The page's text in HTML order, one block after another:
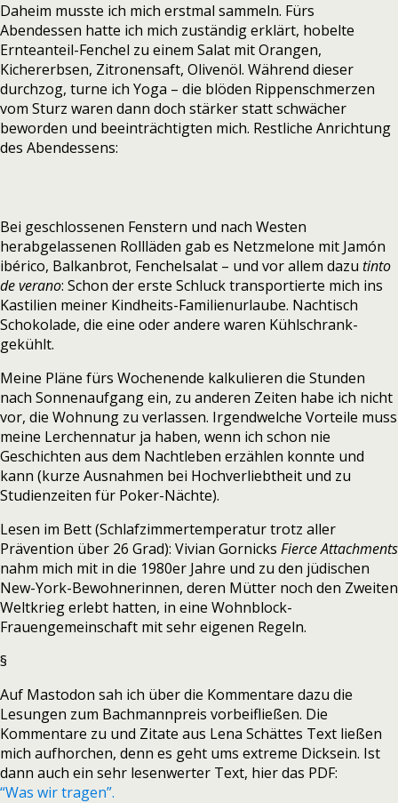
Daheim musste ich mich erstmal sammeln. Fürs
Abendessen hatte ich mich zuständig erklärt, hobelte
Ernteanteil-Fenchel zu einem Salat mit Orangen,
Kichererbsen, Zitronensaft, Olivenöl. Während dieser
durchzog, turne ich Yoga – die blöden Rippenschmerzen
vom Sturz waren dann doch stärker statt schwächer
beworden und beeinträchtigten mich. Restliche Anrichtung
des Abendessens:
Bei geschlossenen Fenstern und nach Westen
herabgelassenen Rollläden gab es Netzmelone mit Jamón
ibérico, Balkanbrot, Fenchelsalat – und vor allem dazu tinto
de verano: Schon der erste Schluck transportierte mich ins
Kastilien meiner Kindheits-Familienurlaube. Nachtisch
Schokolade, die eine oder andere waren Kühlschrank-
gekühlt.
Meine Pläne fürs Wochenende kalkulieren die Stunden
nach Sonnenaufgang ein, zu anderen Zeiten habe ich nicht
vor, die Wohnung zu verlassen. Irgendwelche Vorteile muss
meine Lerchennatur ja haben, wenn ich schon nie
Geschichten aus dem Nachtleben erzählen konnte und
kann (kurze Ausnahmen bei Hochverliebtheit und zu
Studienzeiten für Poker-Nächte).
Lesen im Bett (Schlafzimmertemperatur trotz aller
Prävention über 26 Grad): Vivian Gornicks Fierce Attachments
nahm mich mit in die 1980er Jahre und zu den jüdischen
New-York-Bewohnerinnen, deren Mütter noch den Zweiten
Weltkrieg erlebt hatten, in eine Wohnblock-
Frauengemeinschaft mit sehr eigenen Regeln.
§
Auf Mastodon sah ich über die Kommentare dazu die
Lesungen zum Bachmannpreis vorbeifließen. Die
Kommentare zu und Zitate aus Lena Schättes Text ließen
mich aufhorchen, denn es geht ums extreme Dicksein. Ist
dann auch ein sehr lesenwerter Text, hier das PDF:
“Was wir tragen”.